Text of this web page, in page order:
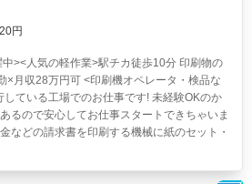
円
中><人気の軽作業>駅チカ徒歩10分 印刷物の
×月収28万円可 <印刷機オペレータ・検品な
している工場でのお仕事です! 未経験OKのか
るので安心してお仕事スタートできちゃいま
などの請求書を印刷する機械に紙のセット・